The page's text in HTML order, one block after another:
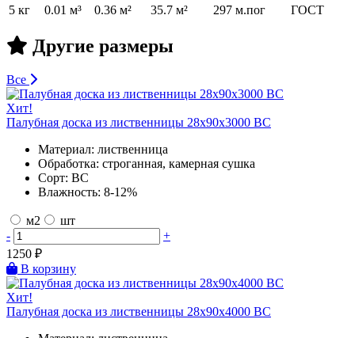
5 кг 0.01 м³ 0.36 м² 35.7 м² 297 м.пог ГОСТ
Другие размеры
Все
Хит!
Палубная доска из лиственницы 28х90х3000 BC
Материал: лиственница
Обработка: строганная, камерная сушка
Сорт: BC
Влажность: 8-12%
м2
шт
-
+
1250 ₽
В корзину
Хит!
Палубная доска из лиственницы 28х90х4000 BC